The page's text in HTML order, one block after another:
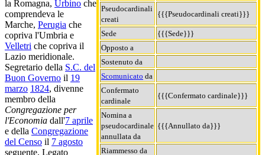
Pseudocardinali
creati
{{{Pseudocardinali creati}}}
Sede
{{{Sede}}}
Opposto a
Sostenuto da
Scomunicato da
Confermato
cardinale
{{{Confermato cardinale}}}
Nomina a
pseudocardinale
annullata da
{{{Annullato da}}}
Riammesso da
la Romagna, Urbino che
comprendeva le
Marche, Perugia che
copriva l'Umbria e
Velletri che copriva il
Lazio meridionale.
Segretario della S.C. del
Buon Governo il 19
marzo 1824, divenne
membro della
Congregazione per
l'Economia dall'7 aprile
e della Congregazione
del Censo il 7 agosto
seguente. Legato